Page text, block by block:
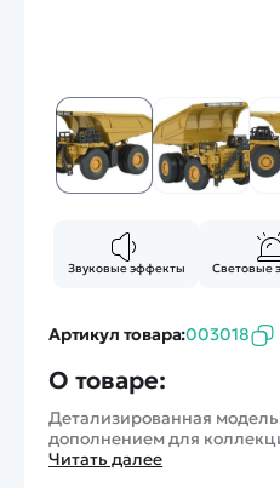
Звуковые эффекты Световые
Артикул товара:003018
О товаре:
Детализированная
дополнением для
Читать далее